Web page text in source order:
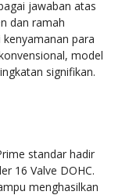
jawaban atas
dan ramah
para
model
signifikan.
standar hadir
16 Valve DOHC.
menghasilkan